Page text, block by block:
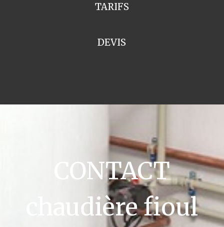
TARIFS
DEVIS
CONTACT
chaudière fioul